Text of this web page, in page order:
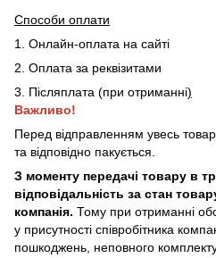
Способи оплати
1. Онлайн-оплата на сайті
2. Оплата за реквізитами
3. Післяплата (при отриманні)
Важливо!
Перед відправленням увесь
та відповідно пакується.
З моменту передачі товару в
відповідальність за стан
компанія. Тому при отриманні
у присутності співробітника
пошкоджень, неповного